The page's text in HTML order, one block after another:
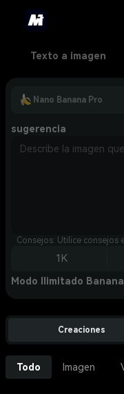
Texto a imagen
Nano Banana Pro
sugerencia
Consejos: Utilice consejos
1K
Modo Ilimitado
Creaciones
Todo Imagen